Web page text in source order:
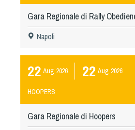
Gara Regionale di Rally
Napoli
22 Aug 2026 22 Aug 2026
HOOPERS
Gara Regionale di Hoopers